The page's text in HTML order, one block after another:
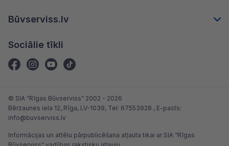
Būvserviss.lv
Sociālie tīkli
© SIA “Rīgas Būvserviss” 2002 - 2026
Bērzaunes iela 12, Rīga, LV-1039, Tel: 67553928 , E-pasts:
info@buvserviss.lv
Informācijas un attēlu pārpublicēšana atļauta tikai ar SIA “Rīgas